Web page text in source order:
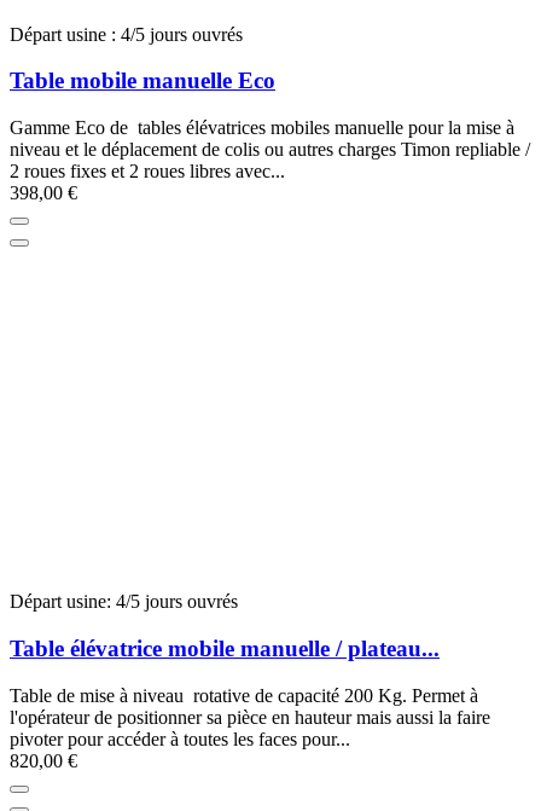
Départ usine : 4/5 jours ouvrés
Table mobile manuelle Eco
Gamme Eco de tables élévatrices mobiles manuelle pour la mise à
niveau et le déplacement de colis ou autres charges Timon repliable /
2 roues fixes et 2 roues libres avec...
398,00 €
Départ usine: 4/5 jours ouvrés
Table élévatrice mobile manuelle / plateau...
Table de mise à niveau rotative de capacité 200 Kg. Permet à
l'opérateur de positionner sa pièce en hauteur mais aussi la faire
pivoter pour accéder à toutes les faces pour...
820,00 €